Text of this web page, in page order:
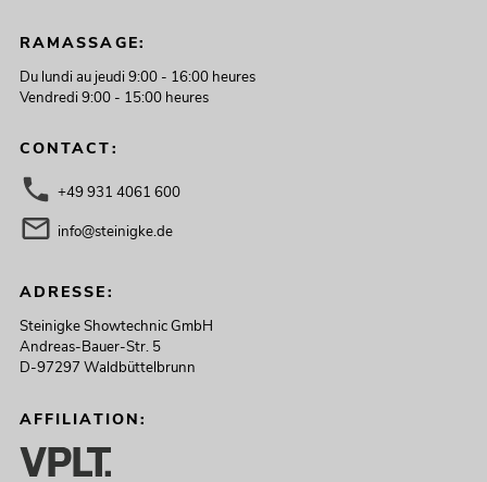
RAMASSAGE:
Du lundi au jeudi 9:00 - 16:00 heures
Vendredi 9:00 - 15:00 heures
CONTACT:
+49 931 4061 600
info@steinigke.de
ADRESSE:
Steinigke Showtechnic GmbH
Andreas-Bauer-Str. 5
D-97297 Waldbüttelbrunn
AFFILIATION: